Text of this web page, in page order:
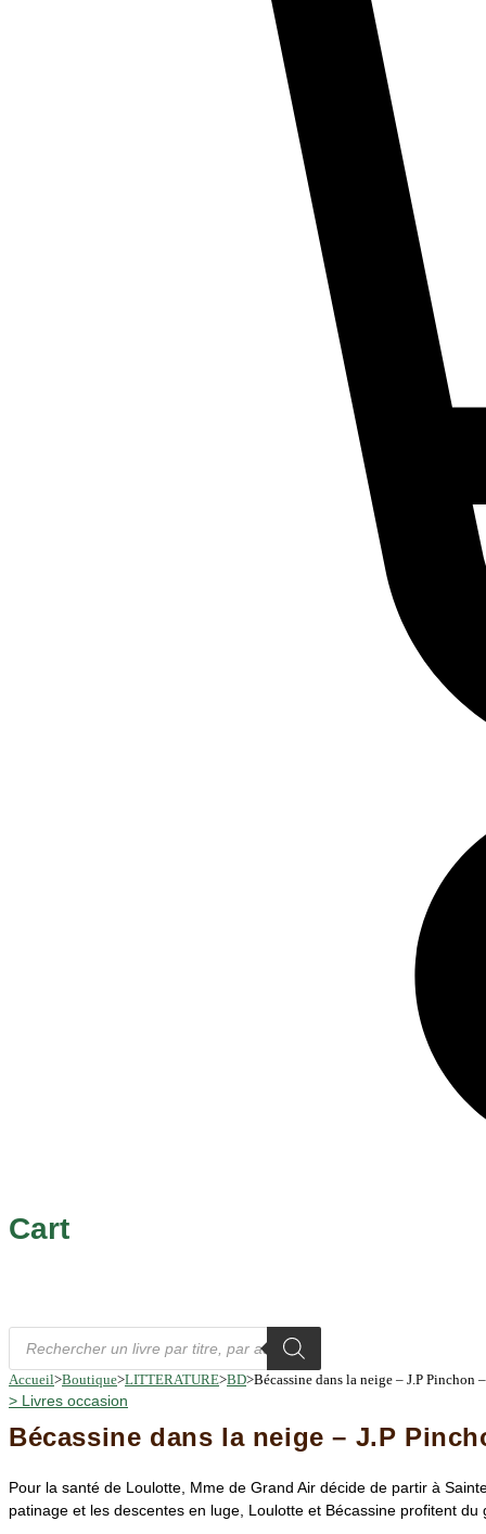
Cart
Recherche
Accueil>Boutique>LITTERATURE>BD>Bécassine dans la neige – J.P Pinchon
> Livres occasion
Bécassine dans la neige – J.P
Pour la santé de Loulotte, Mme de Grand Air décide de partir à
patinage et les descentes en luge, Loulotte et Bécassine profitent